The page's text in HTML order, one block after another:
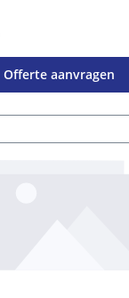
Offerte aanvragen